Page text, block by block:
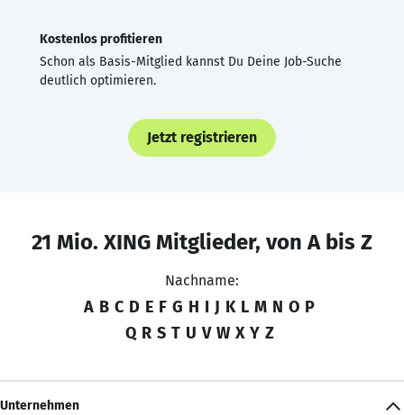
Kostenlos profitieren
Schon als Basis-Mitglied kannst Du Deine Job-Suche
deutlich optimieren.
Jetzt registrieren
21 Mio. XING Mitglieder, von A bis Z
Nachname:
A B C D E F G H I J K L M N O P
Q R S T U V W X Y Z
Unternehmen